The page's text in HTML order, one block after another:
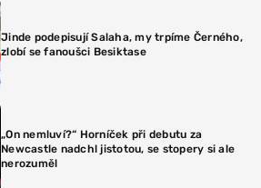
Jinde podepisují Salaha, my trpíme Černého,
zlobí se fanoušci Besiktase
„On nemluví?“ Horníček při debutu za
Newcastle nadchl jistotou, se stopery si ale
nerozuměl